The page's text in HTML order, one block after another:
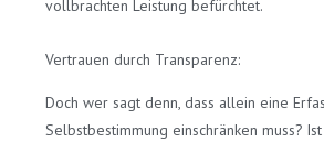
vollbrachten Leistung befürchtet.
Vertrauen durch Transparenz:
Doch wer sagt denn, dass allein eine
Selbstbestimmung einschränken muss?